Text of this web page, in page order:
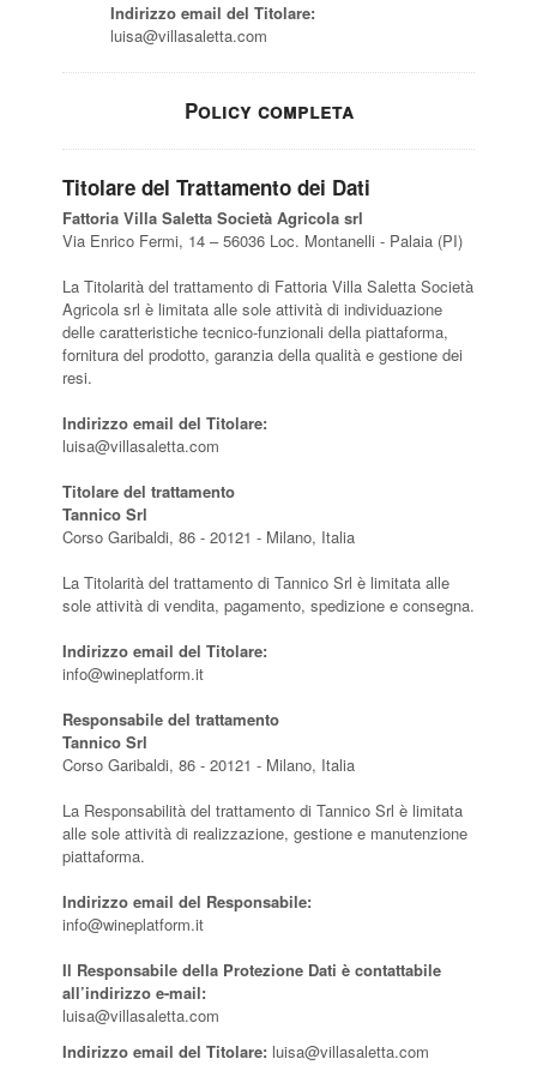
Indirizzo email del Titolare:
luisa@villasaletta.com
Policy completa
Titolare del Trattamento dei Dati
Fattoria Villa Saletta Società Agricola srl
Via Enrico Fermi, 14 – 56036 Loc. Montanelli - Palaia (PI)
La Titolarità del trattamento di Fattoria Villa Saletta Società
Agricola srl è limitata alle sole attività di individuazione
delle caratteristiche tecnico-funzionali della piattaforma,
fornitura del prodotto, garanzia della qualità e gestione dei
resi.
Indirizzo email del Titolare:
luisa@villasaletta.com
Titolare del trattamento
Tannico Srl
Corso Garibaldi, 86 - 20121 - Milano, Italia
La Titolarità del trattamento di Tannico Srl è limitata alle
sole attività di vendita, pagamento, spedizione e consegna.
Indirizzo email del Titolare:
info@wineplatform.it
Responsabile del trattamento
Tannico Srl
Corso Garibaldi, 86 - 20121 - Milano, Italia
La Responsabilità del trattamento di Tannico Srl è limitata
alle sole attività di realizzazione, gestione e manutenzione
piattaforma.
Indirizzo email del Responsabile:
info@wineplatform.it
Il Responsabile della Protezione Dati è contattabile
all’indirizzo e-mail:
luisa@villasaletta.com
Indirizzo email del Titolare: luisa@villasaletta.com